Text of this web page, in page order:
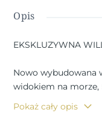
Opis
EKSKLUZYWNA
Nowo wybudowana
widokiem na morze,
High tech willa z
Pokaż cały opis